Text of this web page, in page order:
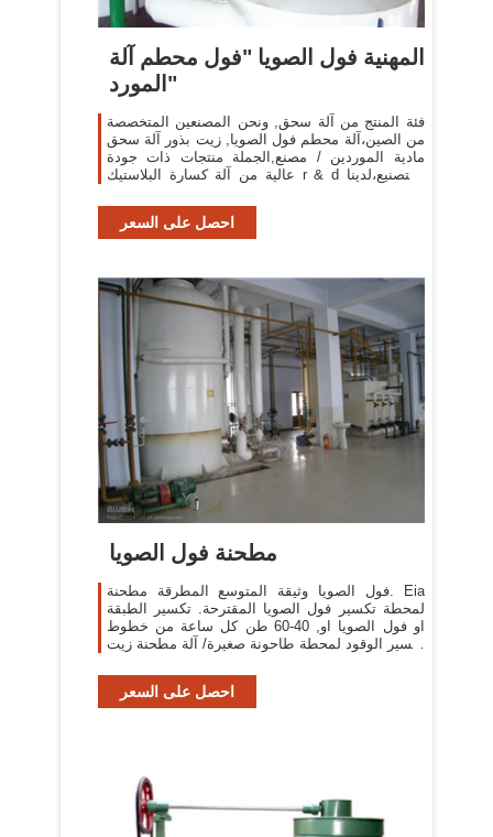
المهنية فول الصويا "فول محطم آلة
المورد"
فئة المنتج من آلة سحق, ونحن المصنعين المتخصصة
من الصين،آلة محطم فول الصويا, زيت بذور آلة سحق
مادية الموردين / مصنع,الجملة منتجات ذات جودة
عالية من آلة كسارة البلاستيك r & d والتصنيع،لدينا
احصل على السعر
مطحنة فول الصويا
فول الصويا وثيقة المتوسع المطرقة مطحنة. Eia
لمحطة تكسير فول الصويا المقترحة. تكسير الطبقة
او فول الصويا او, 40-60 طن كل ساعة من خطوط
تكسير الوقود لمحطة طاحونة صغيرة/ آلة مطحنة زيت
أكثر]
احصل على السعر